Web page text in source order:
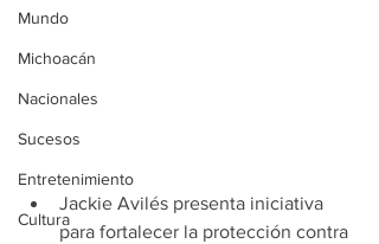
Mundo
Michoacán
Nacionales
Sucesos
Entretenimiento
Cultura
Jackie Avilés presenta iniciativa
para fortalecer la protección contra